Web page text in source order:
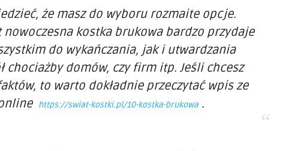
że masz do wyboru rozmaite opcje.
nowoczesna kostka brukowa bardzo przydaje
do wykańczania, jak i utwardzania
chociażby domów, czy firm itp. Jeśli chcesz
to warto dokładnie przeczytać wpis ze
https://swiat-kostki.pl/10-kostka-brukowa .